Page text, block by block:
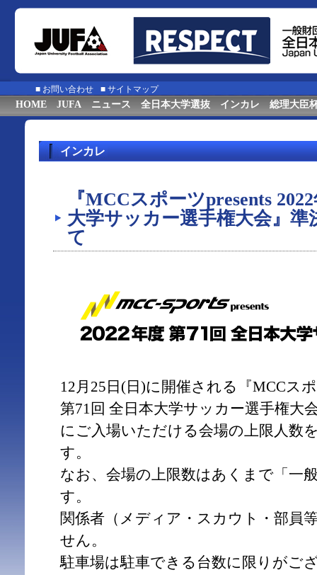
■ お問い合わせ ■ サイトマップ
HOME JUFA ニュース 全日本大学選抜 インカレ 総理大臣
インカレ
『MCCスポーツpresents
大学サッカー選手権大会』準
て
12月25日(日)に開催される『MCCス
第71回 全日本大学サッカー選手権大
にご入場いただける会場の上限人数
す。
なお、会場の上限数はあくまで「一
す。
関係者（メディア・スカウト・部員
せん。
駐車場は駐車できる台数に限りがご